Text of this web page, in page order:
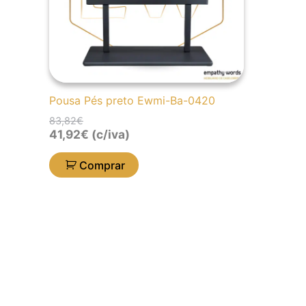
Pousa Pés preto Ewmi-Ba-0420
83,82€
41,92€ (c/iva)
Comprar